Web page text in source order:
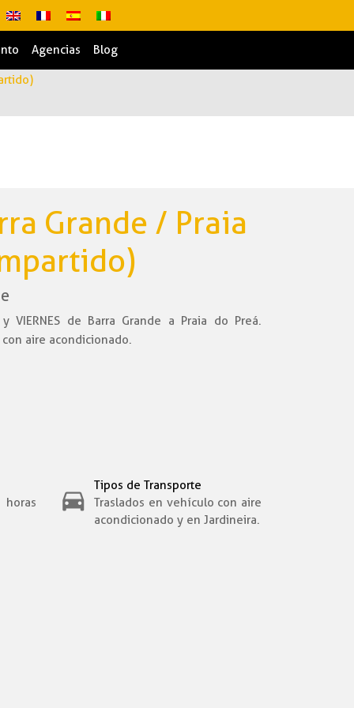
Agencias Blog
Grande / Praia
y VIERNES de Barra Grande a Praia do Preá.
aire acondicionado.
Tipos de Transporte
Traslados en vehículo con aire
acondicionado y en Jardineira.